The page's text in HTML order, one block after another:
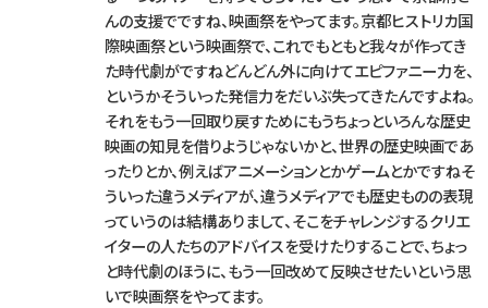
んの支援でですね、映画祭をやってます。京都ヒストリカ国
際映画祭という映画祭で、これでもともと我々が作ってき
た時代劇がですねどんどん外に向けてエピファニー力を、
というかそういった発信力をだいぶ失ってきたんですよね。
それをもう一回取り戻すためにもうちょっといろんな歴史
映画の知見を借りようじゃないかと、世界の歴史映画であ
ったりとか、例えばアニメーションとかゲームとかですねそ
ういった違うメディアが、違うメディアでも歴史ものの表現
っていうのは結構ありまして、そこをチャレンジするクリエ
イターの人たちのアドバイスを受けたりすることで、ちょっ
と時代劇のほうに、もう一回改めて反映させたいという思
いで映画祭をやってます。